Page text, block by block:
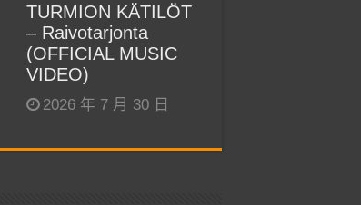
TURMION KÄTILÖT
– Raivotarjonta
(OFFICIAL MUSIC
VIDEO)
2026 年 7 月 30 日